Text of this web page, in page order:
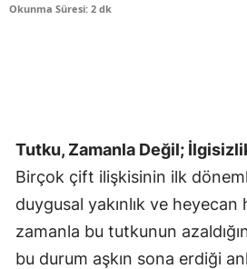
Okunma Süresi: 2 dk
Tutku, Zamanla Değil;
Birçok çift ilişkisinin ilk
duygusal yakınlık ve heyecan
zamanla bu tutkunun
bu durum aşkın sona erdiği